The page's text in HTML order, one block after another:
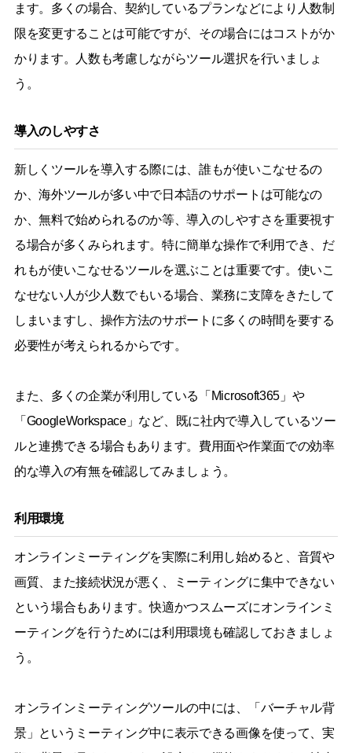
ます。多くの場合、契約しているプランなどにより人数制
限を変更することは可能ですが、その場合にはコストがか
かります。人数も考慮しながらツール選択を行いましょ
う。
導入のしやすさ
新しくツールを導入する際には、誰もが使いこなせるの
か、海外ツールが多い中で日本語のサポートは可能なの
か、無料で始められるのか等、導入のしやすさを重要視す
る場合が多くみられます。特に簡単な操作で利用でき、だ
れもが使いこなせるツールを選ぶことは重要です。使いこ
なせない人が少人数でもいる場合、業務に支障をきたして
しまいますし、操作方法のサポートに多くの時間を要する
必要性が考えられるからです。
また、多くの企業が利用している「Microsoft365」や
「GoogleWorkspace」など、既に社内で導入しているツー
ルと連携できる場合もあります。費用面や作業面での効率
的な導入の有無を確認してみましょう。
利用環境
オンラインミーティングを実際に利用し始めると、音質や
画質、また接続状況が悪く、ミーティングに集中できない
という場合もあります。快適かつスムーズにオンラインミ
ーティングを行うためには利用環境も確認しておきましょ
う。
オンラインミーティングツールの中には、「バーチャル背
景」というミーティング中に表示できる画像を使って、実